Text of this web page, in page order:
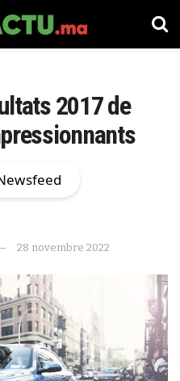
2017 de
28 novembre 2022